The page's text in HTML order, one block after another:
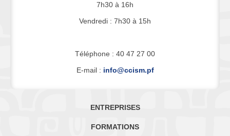
7h30 à 16h
Vendredi : 7h30 à 15h
Téléphone : 40 47 27 00
E-mail : info@ccism.pf
ENTREPRISES
FORMATIONS